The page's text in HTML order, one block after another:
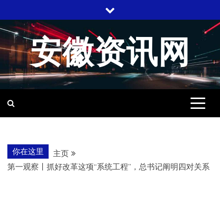
至
内
容
安徽资讯网
你在这里
主页
第一观察丨抓好改革这项“系统工程”，总书记阐明四对关系